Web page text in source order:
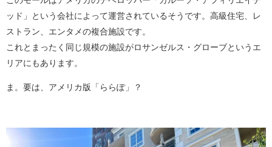
ッド」という会社によって運営されているそうです。高級住宅、レ
ストラン、エンタメの複合施設です。
これとまったく同じ規模の施設がロサンゼルス・グローブというエ
リアにもあります。
ま。要は、アメリカ版「ららぽ」？